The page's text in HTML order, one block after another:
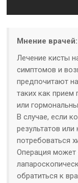
Мнение врачей:
Лечение кисты
симптомов и
предпочитают
таких как прием
или
В случае, если
результатов
потребоваться
Операция может
обратиться к